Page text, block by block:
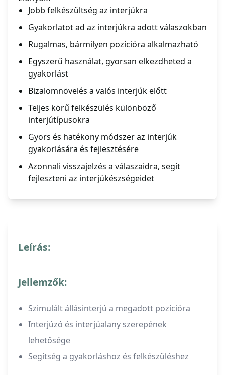
Jobb felkészültség az interjúkra
Gyakorlatot ad az interjúkra adott válaszokban
Rugalmas, bármilyen pozícióra alkalmazható
Egyszerű használat, gyorsan elkezdheted a
gyakorlást
Bizalomnövelés a valós interjúk előtt
Teljes körű felkészülés különböző
interjútípusokra
Gyors és hatékony módszer az interjúk
gyakorlására és fejlesztésére
Azonnali visszajelzés a válaszaidra, segít
fejleszteni az interjúkészségeidet
Leírás:
Jellemzők:
Szimulált állásinterjú a megadott pozícióra
Interjúzó és interjúalany szerepének
lehetősége
Segítség a gyakorláshoz és felkészüléshez